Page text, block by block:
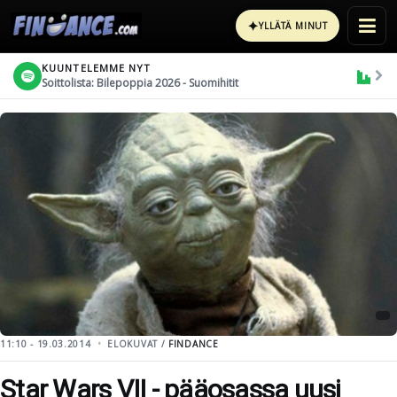
✦YLLÄTÄ MINUT
KUUNTELEMME NYT
Soittolista: Bilepoppia 2026 - Suomihitit
11:10 - 19.03.2014 ELOKUVAT / FINDANCE
Star Wars VII - pääosassa uusi